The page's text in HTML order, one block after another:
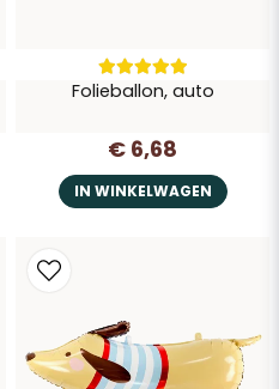
Folieballon, auto
€ 6,68
IN WINKELWAGEN